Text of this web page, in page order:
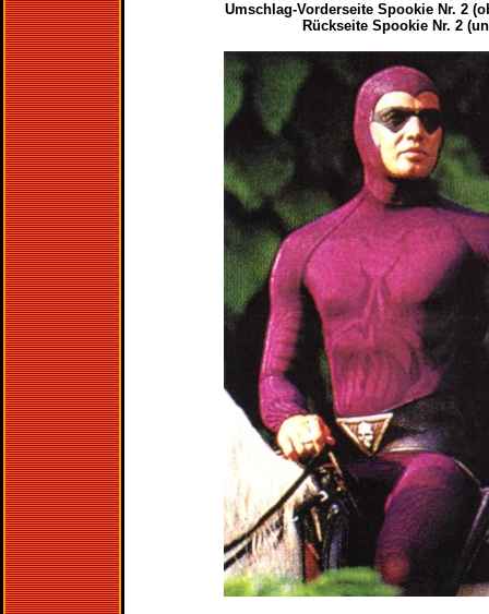
Umschlag-Vorderseite Spookie Nr. 2
Rückseite Spookie Nr. 2